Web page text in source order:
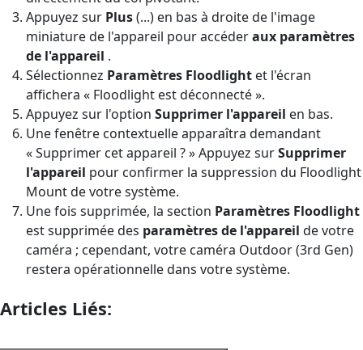
Appuyez sur Plus(...) en bas à droite de l'image
miniature de l'appareil pour accéderaux paramètres
de l'appareil .
Sélectionnez Paramètres Floodlight et l'écran
affichera « Floodlight est déconnecté ».
Appuyez sur l'option Supprimer l'appareil en bas.
Une fenêtre contextuelle apparaîtra demandant
« Supprimer cet appareil ? » Appuyez surSupprimer
l'appareil pour confirmer la suppression du Floodlight
Mount de votre système.
Une fois supprimée, la section Paramètres Floodlight
est supprimée des paramètres de l'appareil de votre
caméra ; cependant, votre caméra Outdoor (3rd Gen)
restera opérationnelle dans votre système.
Articles Liés: